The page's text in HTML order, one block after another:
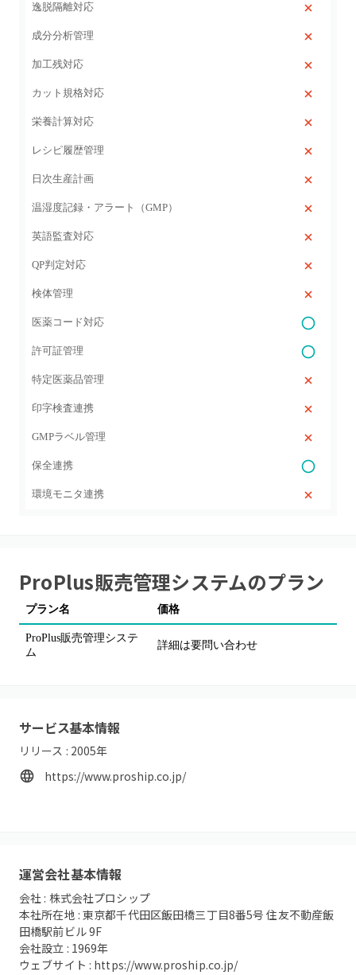
逸脱隔離対応
成分分析管理
加工残対応
カット規格対応
栄養計算対応
レシピ履歴管理
日次生産計画
温湿度記録・アラート（GMP）
英語監査対応
QP判定対応
検体管理
医薬コード対応
許可証管理
特定医薬品管理
印字検査連携
GMPラベル管理
保全連携
環境モニタ連携
ProPlus販売管理システムのプラン
プラン名 価格
ProPlus販売管理システ
ム
詳細は要問い合わせ
サービス基本情報
リリース : 2005年
https://www.proship.co.jp/
運営会社基本情報
会社 : 株式会社プロシップ
本社所在地 :東京都千代田区飯田橋三丁目8番5号 住友不動産飯
田橋駅前ビル 9F
会社設立 : 1969年
ウェブサイト : https://www.proship.co.jp/